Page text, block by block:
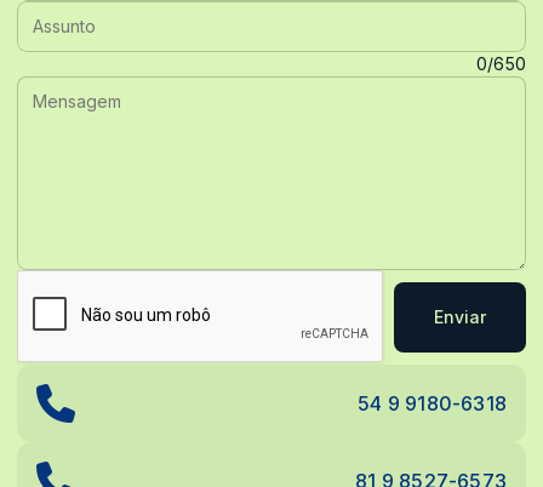
Assunto:
0/650
Enviar
54 9 9180-6318
81 9 8527-6573